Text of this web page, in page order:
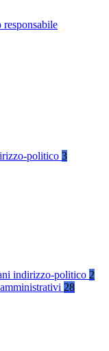
politico 3
indirizzo-politico 2
28